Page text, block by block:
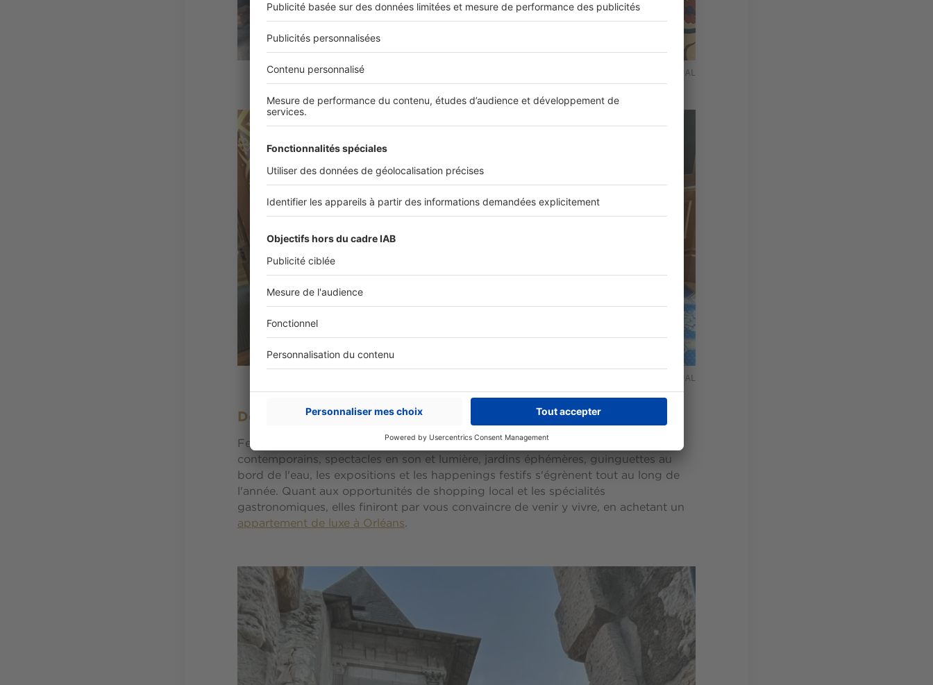
Mille et une images accompagnent la représentation de la sainte patronne de la ville. © AL
Dans les salons de la mairie, le mobilier d'origine est inestimable, mais pas à vendre… © AL
Des événements culturels à l'effet « waouh »
Festival de Street Art, Open-Air Art, Loire Art Show, musées anciens,
contemporains, spectacles en son et lumière, jardins éphémères, guinguettes au
bord de l'eau, les expositions et les happenings festifs s'égrènent tout au long de
l'année. Quant aux opportunités de shopping local et les spécialités
gastronomiques, elles finiront par vous convaincre de venir y vivre, en achetant un
appartement de luxe à Orléans.